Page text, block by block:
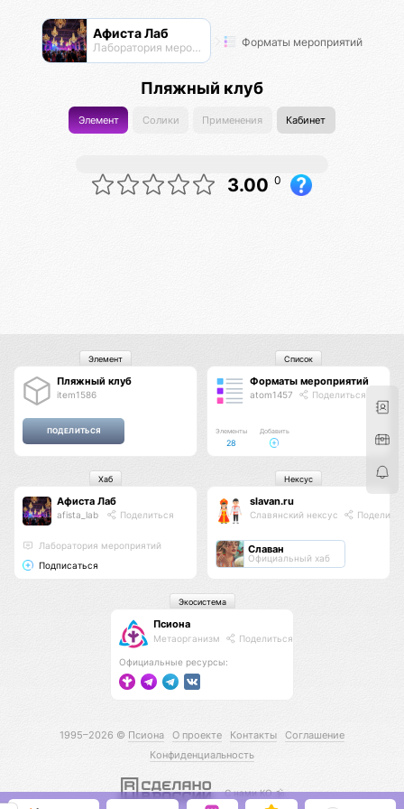
Афиста Лаб
Лаборатория мероприятий Форматы мероприятий
Пляжный клуб
Элемент Солики Применения Кабинет
3.00 0
Пляжный клуб
item1586
Элемент
Форматы мероприятий
atom1457 Поделиться
Элементы
28
Добавить
Список
Афиста Лаб
afista_lab Поделиться
Лаборатория мероприятий
Подписаться
Хаб
slavan.ru
Славянский нексус
Славан
Официальный хаб
Нексус
Псиона
Метаорганизм Поделиться
Официальные ресурсы:
Экосистема
1995–2026 © Псиона О проекте Контакты
Соглашение
Конфиденциальность
С нами КО 🕉️